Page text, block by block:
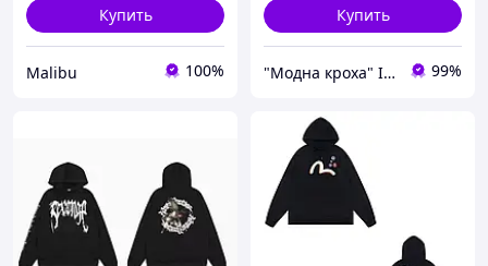
Купить
Malibu 100%
Купить
"Модна кроха" Iнтернет-магазин дитячого одягу та взуття в роздріб 99%